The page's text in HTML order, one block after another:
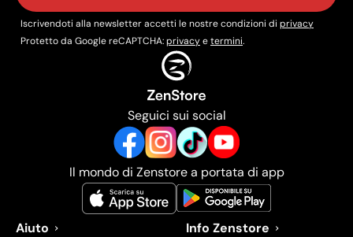
Iscrivendoti alla newsletter accetti le nostre condizioni di privacy
Protetto da Google reCAPTCHA:privacyetermini.
Seguici sui social
Il mondo di Zenstore a portata di app
Aiuto
Info Zenstore